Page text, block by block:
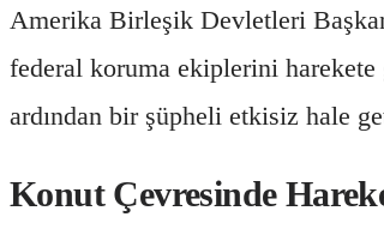
Amerika Birleşik Devletleri Başkan
federal koruma ekiplerini
ardından bir şüpheli etkisiz hale
Konut Çevresinde